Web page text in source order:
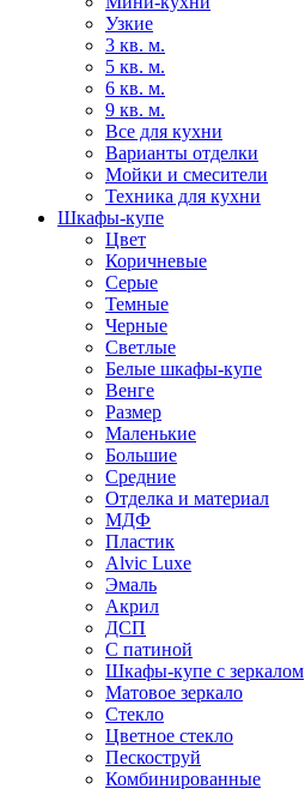
Узкие
3 кв. м.
5 кв. м.
6 кв. м.
9 кв. м.
Все для кухни
Варианты отделки
Мойки и смесители
Техника для кухни
Шкафы-купе
Цвет
Коричневые
Серые
Темные
Черные
Светлые
Белые шкафы-купе
Венге
Размер
Маленькие
Большие
Средние
Отделка и материал
МДФ
Пластик
Alvic Luxe
Эмаль
Акрил
ДСП
С патиной
Шкафы-купе с зеркалом
Матовое зеркало
Стекло
Цветное стекло
Пескоструй
Комбинированные